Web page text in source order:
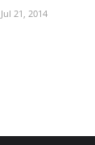
Jul 21, 2014Revista Descla